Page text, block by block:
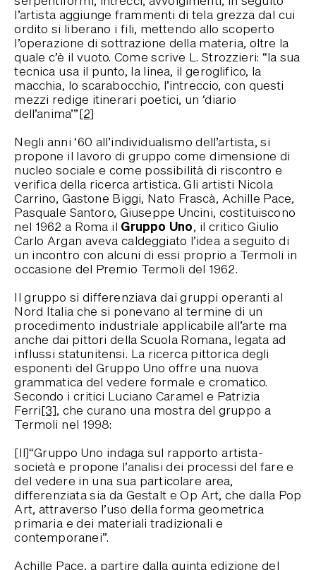
l’artista aggiunge frammenti di tela grezza dal cui
ordito si liberano i fili, mettendo allo scoperto
l’operazione di sottrazione della materia, oltre la
quale c’è il vuoto. Come scrive L. Strozzieri: “la sua
tecnica usa il punto, la linea, il geroglifico, la
macchia, lo scarabocchio, l’intreccio, con questi
mezzi redige itinerari poetici, un ‘diario
dell’anima’”[2]
Negli anni ‘60 all’individualismo dell’artista, si
propone il lavoro di gruppo come dimensione di
nucleo sociale e come possibilità di riscontro e
verifica della ricerca artistica. Gli artisti Nicola
Carrino, Gastone Biggi, Nato Frascà, Achille Pace,
Pasquale Santoro, Giuseppe Uncini, costituiscono
nel 1962 a Roma il Gruppo Uno , il critico Giulio
Carlo Argan aveva caldeggiato l’idea a seguito di
un incontro con alcuni di essi proprio a Termoli in
occasione del Premio Termoli del 1962.
Il gruppo si differenziava dai gruppi operanti al
Nord Italia che si ponevano al termine di un
procedimento industriale applicabile all’arte ma
anche dai pittori della Scuola Romana, legata ad
influssi statunitensi. La ricerca pittorica degli
esponenti del Gruppo Uno offre una nuova
grammatica del vedere formale e cromatico.
Secondo i critici Luciano Caramel e Patrizia
Ferri[3] , che curano una mostra del gruppo a
Termoli nel 1998:
[Il]“Gruppo Uno indaga sul rapporto artista-
società e propone l’analisi dei processi del fare e
del vedere in una sua particolare area,
differenziata sia da Gestalt e Op Art, che dalla Pop
Art, attraverso l’uso della forma geometrica
primaria e dei materiali tradizionali e
contemporanei”.
Achille Pace, a partire dalla quinta edizione del